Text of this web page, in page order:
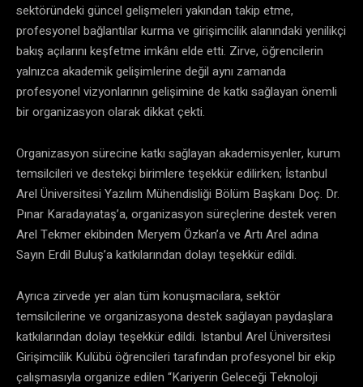
sektöründeki güncel gelişmeleri yakından takip etme,
profesyonel bağlantılar kurma ve girişimcilik alanındaki yenilikçi
bakış açılarını keşfetme imkânı elde etti. Zirve, öğrencilerin
yalnızca akademik gelişimlerine değil aynı zamanda
profesyonel vizyonlarının gelişimine de katkı sağlayan önemli
bir organizasyon olarak dikkat çekti.
Organizasyon sürecine katkı sağlayan akademisyenler, kurum
temsilcileri ve destekçi birimlere teşekkür edilirken; İstanbul
Arel Üniversitesi Yazılım Mühendisliği Bölüm Başkanı Doç. Dr.
Pınar Karadayıataş’a, organizasyon süreçlerine destek veren
Arel Tekmer ekibinden Meryem Özkan’a ve Artı Arel adına
Sayın Erdil Buluş’a katkılarından dolayı teşekkür edildi.
Ayrıca zirvede yer alan tüm konuşmacılara, sektör
temsilcilerine ve organizasyona destek sağlayan paydaşlara
katkılarından dolayı teşekkür edildi. Istanbul Arel Üniversitesi
Girişimcilik Kulübü öğrencileri tarafından profesyonel bir ekip
çalışmasıyla organize edilen “Kariyerin Geleceği Teknoloji